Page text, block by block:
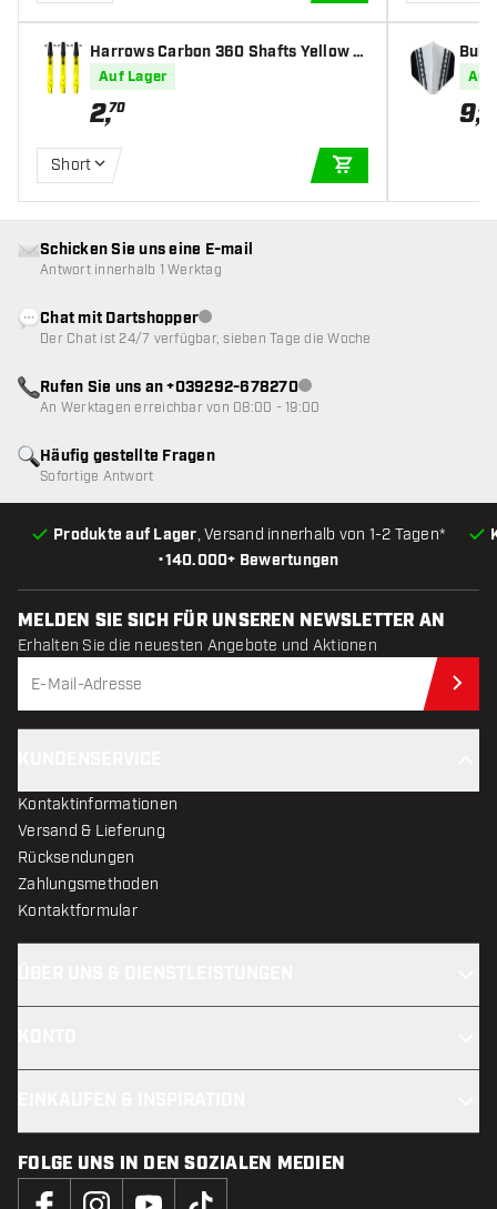
Harrows Carbon 360 Shafts Yellow -
Dart Shafts
Auf Lager
2,70
Short
e -
Auf
9,95
•140.000+ Bewertungen
Produkte auf Lager, Versand innerhalb von 1-2 Tagen*
Häufig gestellte Fragen
Sofortige Antwort
Schicken Sie uns eine E-mail
Antwort innerhalb 1 Werktag
Chat mit DartshopperKundenservice nicht verfügbar
Der Chat ist 24/7 verfügbar, sieben Tage die Woche
Rufen Sie uns an +039292-678270Kundenservice nicht
An Werktagen erreichbar von 08:00 - 19:00
MELDEN SIE SICH FÜR UNSEREN NEWSLETTER AN
Erhalten Sie die neuesten Angebote und Aktionen
Kontaktinformationen
Versand & Lieferung
Rücksendungen
Zahlungsmethoden
Kontaktformular
FOLGE UNS IN DEN SOZIALEN MEDIEN